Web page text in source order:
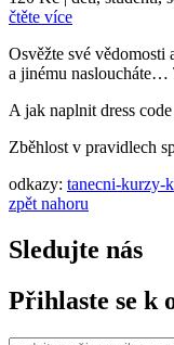
čtěte více
Osvěžte své vědomosti
a jinému nasloucháte…
A jak naplnit dress
Zběhlost v pravidlech
odkazy: tanecni-kurzy-
zpět nahoru
Sledujte nás
Přihlaste se k